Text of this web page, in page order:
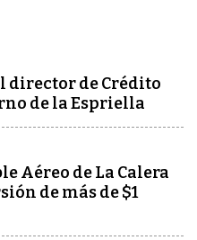
director de Crédito
de la Espriella
Aéreo de La Calera
de más de $1